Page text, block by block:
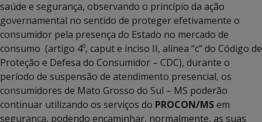
saúde e segurança, observando o princípio da ação
governamental no sentido de proteger efetivamente o
consumidor pela presença do Estado no mercado de
consumo (artigo 4º, caput e inciso II, alínea “c” do Código de
Proteção e Defesa do Consumidor – CDC), durante o
período de suspensão de atendimento presencial, os
consumidores de Mato Grosso do Sul – MS poderão
continuar utilizando os serviços do PROCON/MSem
segurança, podendo encaminhar, normalmente, as suas